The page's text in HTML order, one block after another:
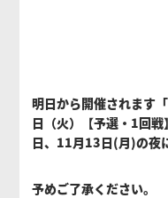
明日から開催されます
日（火）【予選・1回
日、11月13日(月)の夜
予めご了承ください。